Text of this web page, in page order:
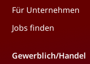
Für Unternehmen
Jobs finden
Gewerblich/Handel